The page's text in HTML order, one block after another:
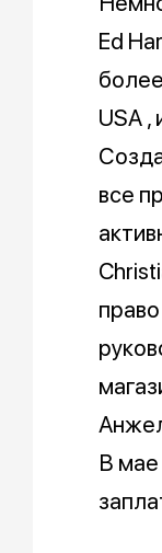
Ed
USA ,
все
В мае